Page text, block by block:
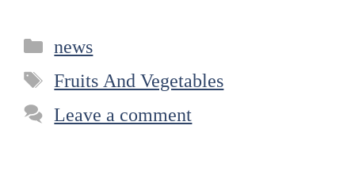
Categories
news
Tags
Fruits And Vegetables
Leave a comment